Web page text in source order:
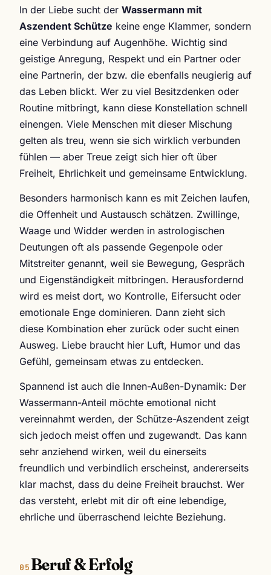
In der Liebe sucht der Wassermann mit
Aszendent Schütze keine enge Klammer, sondern
eine Verbindung auf Augenhöhe. Wichtig sind
geistige Anregung, Respekt und ein Partner oder
eine Partnerin, der bzw. die ebenfalls neugierig auf
das Leben blickt. Wer zu viel Besitzdenken oder
Routine mitbringt, kann diese Konstellation schnell
einengen. Viele Menschen mit dieser Mischung
gelten als treu, wenn sie sich wirklich verbunden
fühlen — aber Treue zeigt sich hier oft über
Freiheit, Ehrlichkeit und gemeinsame Entwicklung.
Besonders harmonisch kann es mit Zeichen laufen,
die Offenheit und Austausch schätzen. Zwillinge,
Waage und Widder werden in astrologischen
Deutungen oft als passende Gegenpole oder
Mitstreiter genannt, weil sie Bewegung, Gespräch
und Eigenständigkeit mitbringen. Herausfordernd
wird es meist dort, wo Kontrolle, Eifersucht oder
emotionale Enge dominieren. Dann zieht sich
diese Kombination eher zurück oder sucht einen
Ausweg. Liebe braucht hier Luft, Humor und das
Gefühl, gemeinsam etwas zu entdecken.
Spannend ist auch die Innen-Außen-Dynamik: Der
Wassermann-Anteil möchte emotional nicht
vereinnahmt werden, der Schütze-Aszendent zeigt
sich jedoch meist offen und zugewandt. Das kann
sehr anziehend wirken, weil du einerseits
freundlich und verbindlich erscheinst, andererseits
klar machst, dass du deine Freiheit brauchst. Wer
das versteht, erlebt mit dir oft eine lebendige,
ehrliche und überraschend leichte Beziehung.
Beruf & Erfolg